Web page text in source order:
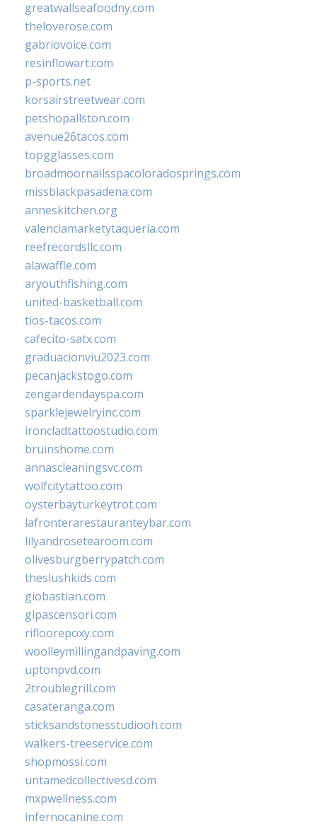
greatwallseafoodny.com
theloverose.com
gabriovoice.com
resinflowart.com
p-sports.net
korsairstreetwear.com
petshopallston.com
avenue26tacos.com
topgglasses.com
broadmoornailsspacoloradosprings.com
missblackpasadena.com
anneskitchen.org
valenciamarketytaqueria.com
reefrecordsllc.com
alawaffle.com
aryouthfishing.com
united-basketball.com
tios-tacos.com
cafecito-satx.com
graduacionviu2023.com
pecanjackstogo.com
zengardendayspa.com
sparklejewelryinc.com
ironcladtattoostudio.com
bruinshome.com
annascleaningsvc.com
wolfcitytattoo.com
oysterbayturkeytrot.com
lafronterarestauranteybar.com
lilyandrosetearoom.com
olivesburgberrypatch.com
theslushkids.com
giobastian.com
glpascensori.com
rifloorepoxy.com
woolleymillingandpaving.com
uptonpvd.com
2troublegrill.com
casateranga.com
sticksandstonesstudiooh.com
walkers-treeservice.com
shopmossi.com
untamedcollectivesd.com
mxpwellness.com
infernocanine.com